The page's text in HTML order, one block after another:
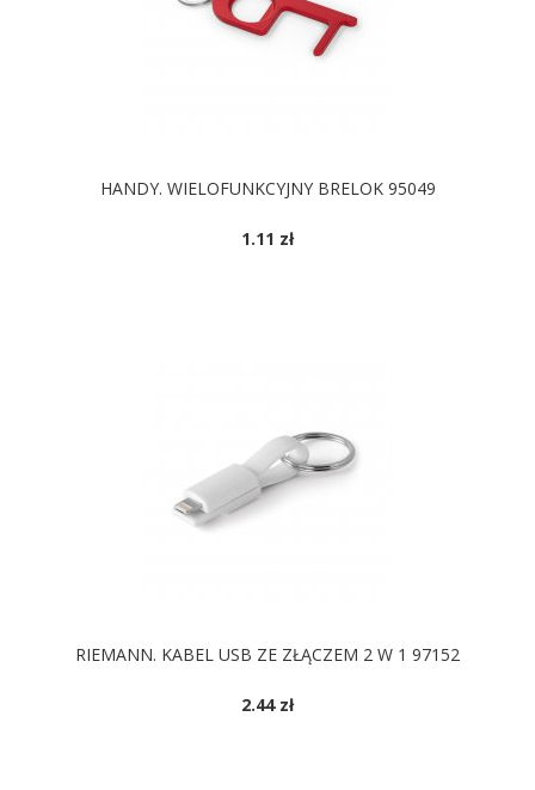
HANDY. WIELOFUNKCYJNY BRELOK 95049
1.11 zł
RIEMANN. KABEL USB ZE ZŁĄCZEM 2 W 1 97152
2.44 zł